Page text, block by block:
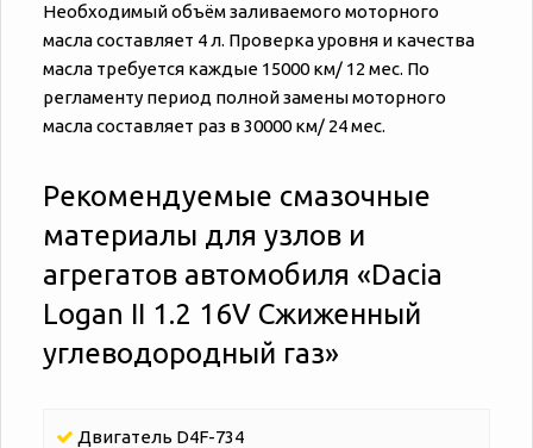
Необходимый объём заливаемого моторного
масла составляет 4 л. Проверка уровня и качества
масла требуется каждые 15000 км/ 12 мес. По
регламенту период полной замены моторного
масла составляет раз в 30000 км/ 24 мес.
Рекомендуемые смазочные
материалы для узлов и
агрегатов автомобиля «‎‎Dacia
Logan II 1.2 16V Сжиженный
углеводородный газ»
Двигатель D4F-734